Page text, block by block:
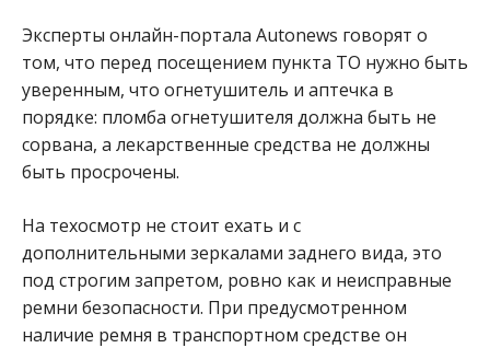
Эксперты онлайн-портала Autonews говорят о
том, что перед посещением пункта ТО нужно быть
уверенным, что огнетушитель и аптечка в
порядке: пломба огнетушителя должна быть не
сорвана, а лекарственные средства не должны
быть просрочены.
На техосмотр не стоит ехать и с
дополнительными зеркалами заднего вида, это
под строгим запретом, ровно как и неисправные
ремни безопасности. При предусмотренном
наличие ремня в транспортном средстве он